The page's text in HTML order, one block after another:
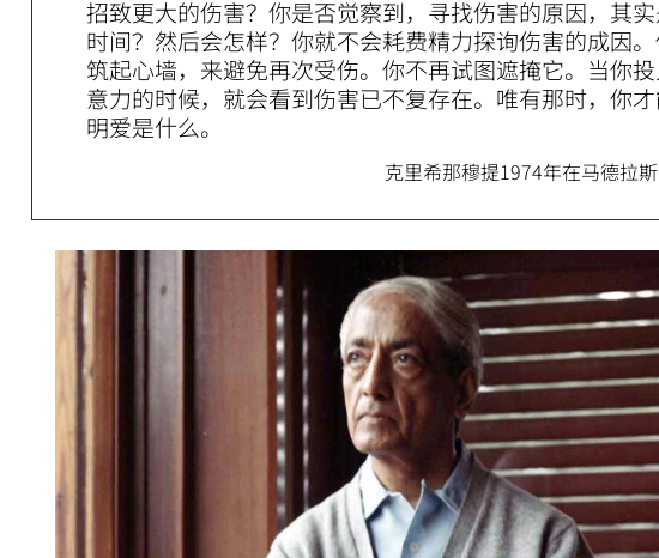
招致更大的伤害？你是否觉察到，寻找伤害的原因，其
时间？然后会怎样？你就不会耗费精力探询伤害的成因
筑起心墙，来避免再次受伤。你不再试图遮掩它。当你
意力的时候，就会看到伤害已不复存在。唯有那时，你
明爱是什么。
克里希那穆提1974年在马德拉